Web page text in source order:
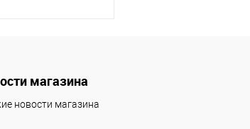
магазина
новости магазина